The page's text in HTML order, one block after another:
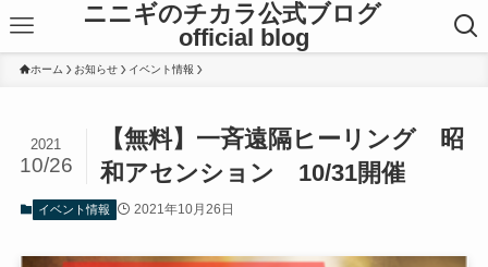
ニニギのチカラ公式ブログ
official blog
ホーム お知らせ イベント情報
【無料】一斉遠隔ヒーリング 昭
和アセンション 10/31開催
2021
10/26
イベント情報 2021年10月26日